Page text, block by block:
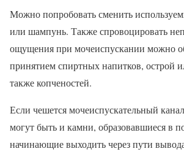
Можно попробовать сменить
или шампунь. Также спровоцировать
ощущения при мочеиспускании можно
принятием спиртных напитков, острой
также копченостей.
Если чешется мочеиспускательный
могут быть и камни, образовавшиеся в
начинающие выходить через пути